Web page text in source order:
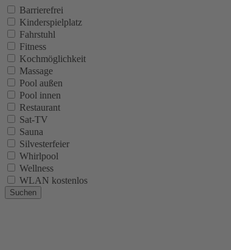
Barrierefrei
Kinderspielplatz
Fahrstuhl
Fitness
Kochmöglichkeit
Massage
Pool außen
Pool innen
Restaurant
Sat-TV
Sauna
Silvesterfeier
Whirlpool
Wellness
WLAN kostenlos
Suchen